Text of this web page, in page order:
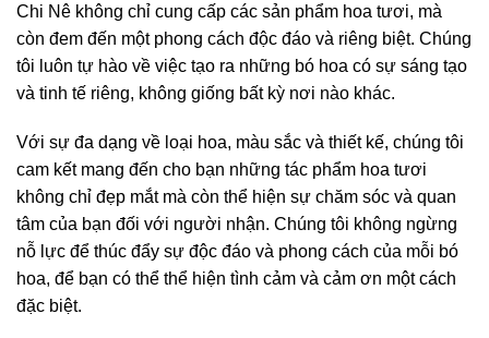
Chi Nê không chỉ cung cấp các sản phẩm hoa tươi, mà
còn đem đến một phong cách độc đáo và riêng biệt. Chúng
tôi luôn tự hào về việc tạo ra những bó hoa có sự sáng tạo
và tinh tế riêng, không giống bất kỳ nơi nào khác.
Với sự đa dạng về loại hoa, màu sắc và thiết kế, chúng tôi
cam kết mang đến cho bạn những tác phẩm hoa tươi
không chỉ đẹp mắt mà còn thể hiện sự chăm sóc và quan
tâm của bạn đối với người nhận. Chúng tôi không ngừng
nỗ lực để thúc đẩy sự độc đáo và phong cách của mỗi bó
hoa, để bạn có thể thể hiện tình cảm và cảm ơn một cách
đặc biệt.